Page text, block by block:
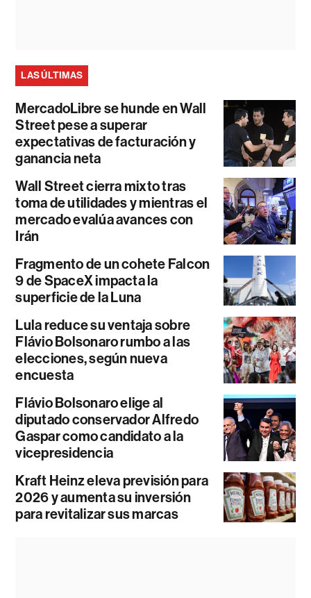
LAS ÚLTIMAS
MercadoLibre se hunde en Wall
Street pese a superar
expectativas de facturación y
ganancia neta
Wall Street cierra mixto tras
toma de utilidades y mientras el
mercado evalúa avances con
Irán
Fragmento de un cohete Falcon
9 de SpaceX impacta la
superficie de la Luna
Lula reduce su ventaja sobre
Flávio Bolsonaro rumbo a las
elecciones, según nueva
encuesta
Flávio Bolsonaro elige al
diputado conservador Alfredo
Gaspar como candidato a la
vicepresidencia
Kraft Heinz eleva previsión para
2026 y aumenta su inversión
para revitalizar sus marcas